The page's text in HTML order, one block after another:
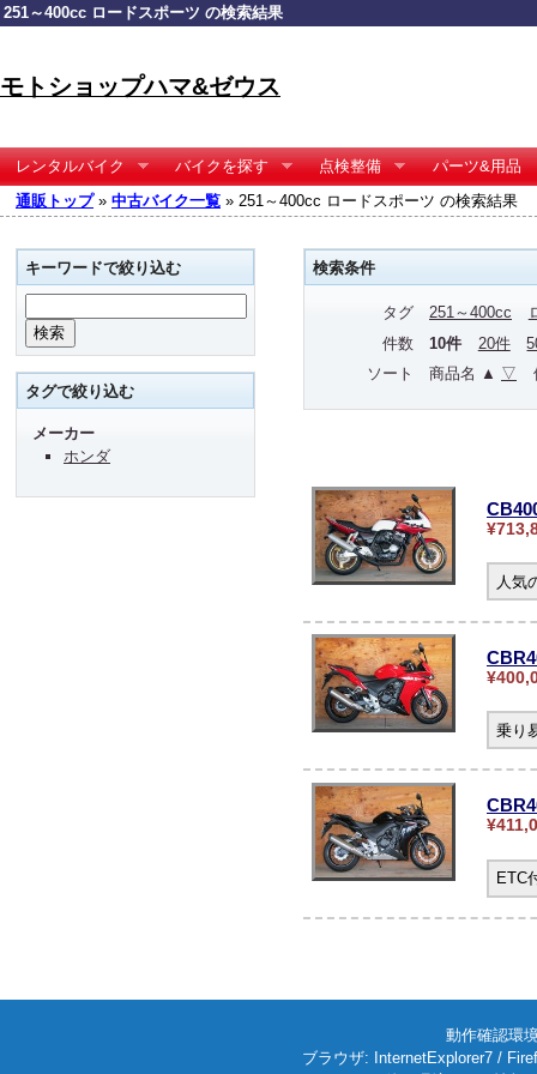
251～400cc ロードスポーツ の検索結果
モトショップハマ&ゼウス
レンタルバイク バイクを探す 点検整備
パーツ&用品
通販トップ» 中古バイク一覧 » 251～400cc ロードスポーツ の検索結果
検索条件
タグ 251～400cc
件数
10件 20件
ソート
商品名 ▲ ▽
人気
乗り
ETC
キーワードで絞り込む
タグで絞り込む
メーカー
ホンダ
動作確認環
ブラウザ: InternetExplorer7 /